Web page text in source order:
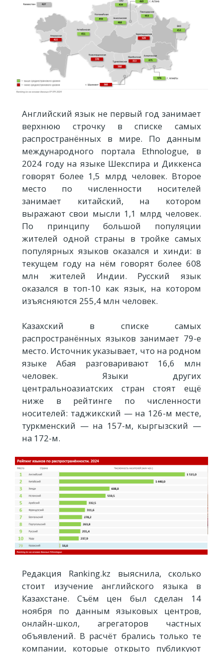
Английский язык не первый год занимает
верхнюю строчку в списке самых
распространённых в мире. По данным
международного портала Ethnologue, в
2024 году на языке Шекспира и Диккенса
говорят более 1,5 млрд человек. Второе
место по численности носителей
занимает китайский, на котором
выражают свои мысли 1,1 млрд человек.
По принципу большой популяции
жителей одной страны в тройке самых
популярных языков оказался и хинди: в
текущем году на нём говорят более 608
млн жителей Индии. Русский язык
оказался в топ-10 как язык, на котором
изъясняются 255,4 млн человек.
Казахский в списке самых
распространённых языков занимает 79-е
место. Источник указывает, что на родном
языке Абая разговаривают 16,6 млн
человек. Языки других
центральноазиатских стран стоят ещё
ниже в рейтинге по численности
носителей: таджикский — на 126-м месте,
туркменский — на 157-м, кыргызский —
на 172-м.
Редакция Ranking.kz выяснила, сколько
стоит изучение английского языка в
Казахстане. Съём цен был сделан 14
ноября по данным языковых центров,
онлайн-школ, агрегаторов частных
объявлений. В расчёт брались только те
компании, которые открыто публикуют